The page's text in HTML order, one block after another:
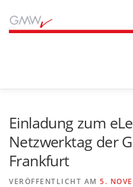
Inhalt
springen
ANGEBOTE
Einladung zum
Netzwerktag der
Frankfurt
VERÖFFENTLICHT AM 5.